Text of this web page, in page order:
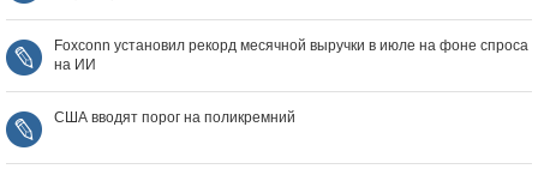
Foxconn установил рекорд месячной выручки в июле на фоне спроса
на ИИ
США вводят порог на поликремний